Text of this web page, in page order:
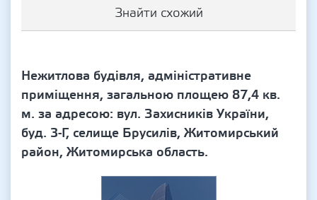
Знайти схожий
Нежитлова будівля, адміністративне
приміщення, загальною площею 87,4 кв.
м. за адресою: вул. Захисників України,
буд. 3-Г, селище Брусилів, Житомирський
район, Житомирська область.